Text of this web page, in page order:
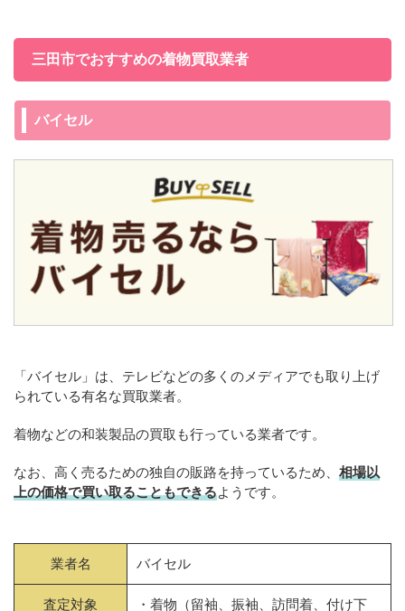
三田市でおすすめの着物買取業者
バイセル
「バイセル」は、テレビなどの多くのメディアでも取り上げ
られている有名な買取業者。
着物などの和装製品の買取も行っている業者です。
なお、高く売るための独自の販路を持っているため、 相場以
上の価格で買い取ることもできるようです。
業者名 バイセル
査定対象
・着物（留袖、振袖、訪問着、付け下